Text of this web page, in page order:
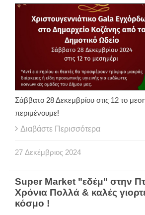
Σάββατο 28 Δεκεμβρίου στις 12 το
περιμένουμε!
Διαβάστε Περισσότερα
27 Δεκέμβριος 2024
Super Market "εδέμ" στην
Χρόνια Πολλά & καλές
κόσμο !